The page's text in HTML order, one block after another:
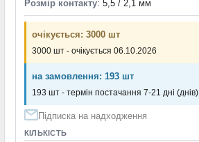
Розмір контакту: 5,5 / 2,1 мм
очікується: 3000 шт
3000 шт - очікується 06.10.2026
на замовлення: 193 шт
193 шт - термін постачання 7-21 дні (днів)
Підписка на надходження
КІЛЬКІСТЬ